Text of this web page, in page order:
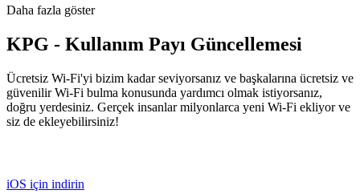
Daha fazla göster
KPG - Kullanım Payı Güncellemesi
Ücretsiz Wi-Fi'yi bizim kadar seviyorsanız ve başkalarına ücretsiz ve
güvenilir Wi-Fi bulma konusunda yardımcı olmak istiyorsanız,
doğru yerdesiniz. Gerçek insanlar milyonlarca yeni Wi-Fi ekliyor ve
siz de ekleyebilirsiniz!
iOS için indirin